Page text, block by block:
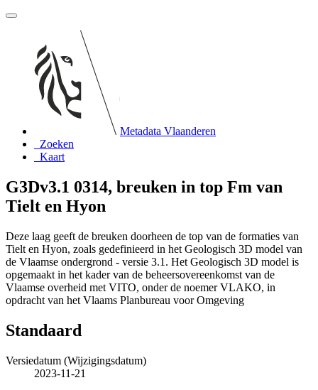
Metadata Vlaanderen
Zoeken
Kaart
G3Dv3.1 0314, breuken in top Fm van
Tielt en Hyon
Deze laag geeft de breuken doorheen de top van de formaties van
Tielt en Hyon, zoals gedefinieerd in het Geologisch 3D model van
de Vlaamse ondergrond - versie 3.1. Het Geologisch 3D model is
opgemaakt in het kader van de beheersovereenkomst van de
Vlaamse overheid met VITO, onder de noemer VLAKO, in
opdracht van het Vlaams Planbureau voor Omgeving
Standaard
Versiedatum (Wijzigingsdatum)
2023-11-21